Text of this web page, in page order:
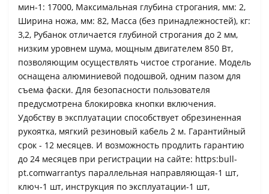
мин-1: 17000, Максимальная глубина строгания, мм: 2,
Ширина ножа, мм: 82, Масса (без принадлежностей), кг:
3,2, Рубанок отличается глубиной строгания до 2 мм,
низким уровнем шума, мощным двигателем 850 Вт,
позволяющим осуществлять чистое строгание. Модель
оснащена алюминиевой подошвой, одним пазом для
съема фаски. Для безопасности пользователя
предусмотрена блокировка кнопки включения.
Удобству в эксплуатации способствует обрезиненная
рукоятка, мягкий резиновый кабель 2 м. Гарантийный
срок - 12 месяцев. И возможность продлить гарантию
до 24 месяцев при регистрации на сайте: https:bull-
pt.comwarrantys параллельная направляющая-1 шт,
ключ-1 шт, инструкция по эксплуатации-1 шт,